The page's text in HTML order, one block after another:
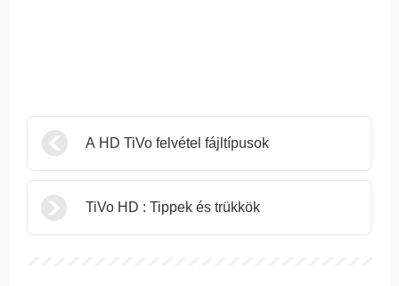
A HD TiVo felvétel fájltípusok
TiVo HD : Tippek és trükkök